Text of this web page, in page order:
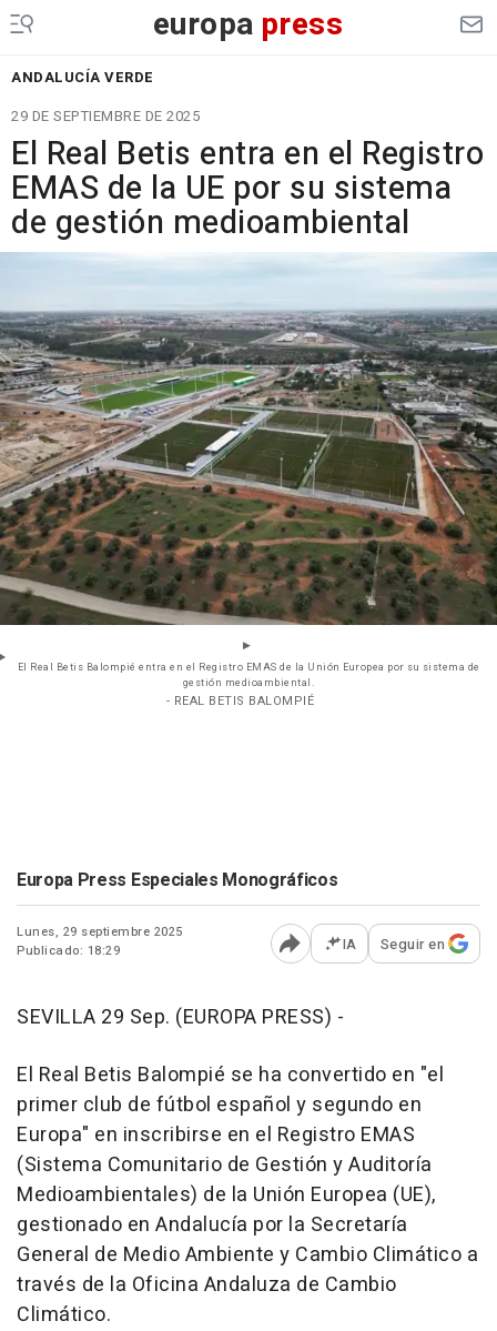
europa press
ANDALUCÍA VERDE
29 DE SEPTIEMBRE DE 2025
El Real Betis entra en el Registro
EMAS de la UE por su sistema
de gestión medioambiental
El Real Betis Balompié entra en el Registro EMAS de la Unión Europea por su sistema de
gestión medioambiental.
- REAL BETIS BALOMPIÉ
Europa Press Especiales Monográficos
Lunes, 29 septiembre 2025
Publicado: 18:29
Abrir opciones para
IA Seguir en
SEVILLA 29 Sep. (EUROPA PRESS) -
El Real Betis Balompié se ha convertido en "el
primer club de fútbol español y segundo en
Europa" en inscribirse en el Registro EMAS
(Sistema Comunitario de Gestión y Auditoría
Medioambientales) de la Unión Europea (UE),
gestionado en Andalucía por la Secretaría
General de Medio Ambiente y Cambio Climático a
través de la Oficina Andaluza de Cambio
Climático.